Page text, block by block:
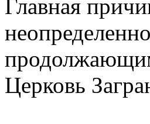
Главная
Церковь